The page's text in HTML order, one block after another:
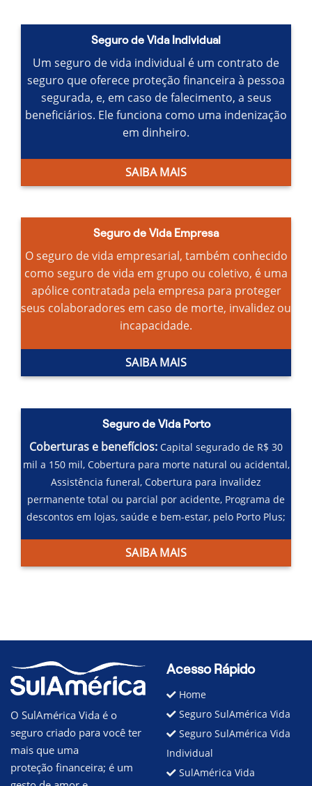
Seguro de Vida Individual
Um seguro de vida individual é um contrato de
seguro que oferece proteção financeira à pessoa
segurada, e, em caso de falecimento, a seus
beneficiários. Ele funciona como uma indenização
em dinheiro.
SAIBA MAIS
Seguro de Vida Empresa
O seguro de vida empresarial, também conhecido
como seguro de vida em grupo ou coletivo, é uma
apólice contratada pela empresa para proteger
seus colaboradores em caso de morte, invalidez ou
incapacidade.
SAIBA MAIS
Seguro de Vida Porto
Coberturas e benefícios: Capital segurado de R$ 30
mil a 150 mil, Cobertura para morte natural ou acidental,
Assistência funeral,Cobertura para invalidez
permanente total ou parcial por acidente, Programa de
descontos em lojas, saúde e bem-estar, pelo Porto Plus;
SAIBA MAIS
O SulAmérica Vida é o
seguro criado para você ter
mais que uma
proteção financeira; é um
Acesso Rápido
Home
Seguro SulAmérica Vida
Seguro SulAmérica Vida
Individual
SulAmérica Vida